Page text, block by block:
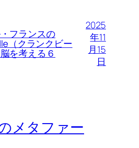
フランスの
（クランクビー
を考える６
2025
年11
月15
日
メタファー